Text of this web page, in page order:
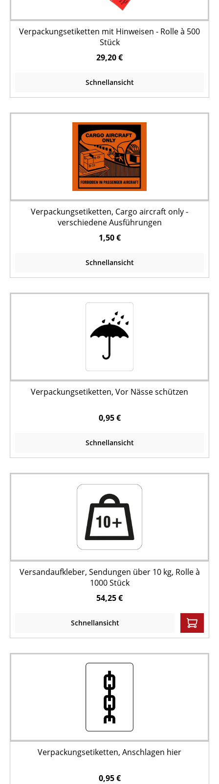
Verpackungsetiketten mit Hinweisen - Rolle à 500
Stück
29,20 €
Schnellansicht
Verpackungsetiketten, Cargo aircraft only -
verschiedene Ausführungen
1,50 €
Schnellansicht
Verpackungsetiketten, Vor Nässe schützen
0,95 €
Schnellansicht
Versandaufkleber, Sendungen über 10 kg, Rolle à
1000 Stück
54,25 €
Schnellansicht
Verpackungsetiketten, Anschlagen hier
0,95 €